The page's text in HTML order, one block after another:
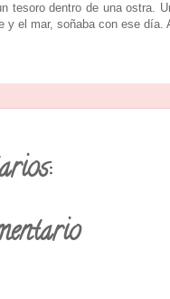
tesoro dentro de una ostra.
y el mar, soñaba con ese